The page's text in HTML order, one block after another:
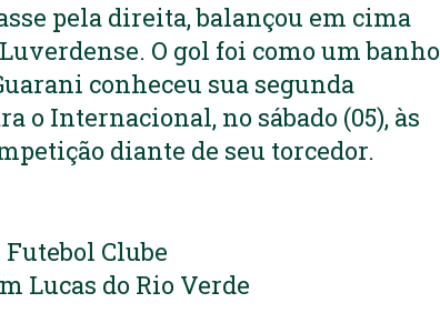
pela direita, balançou em cima
O gol foi como um banho
conheceu sua segunda
o Internacional, no sábado (05), às
diante de seu torcedor.
Clube
Lucas do Rio Verde